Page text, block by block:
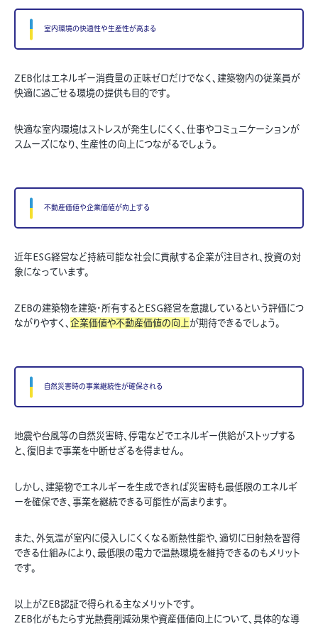
室内環境の快適性や生産性が高まる
ZEB化はエネルギー消費量の正味ゼロだけでなく、建築物内の従業員が
快適に過ごせる環境の提供も目的です。
快適な室内環境はストレスが発生しにくく、仕事やコミュニケーションが
スムーズになり、生産性の向上につながるでしょう。
不動産価値や企業価値が向上する
近年ESG経営など持続可能な社会に貢献する企業が注目され、投資の対
象になっています。
ZEBの建築物を建築・所有するとESG経営を意識しているという評価につ
ながりやすく、 企業価値や不動産価値の向上が期待できるでしょう。
自然災害時の事業継続性が確保される
地震や台風等の自然災害時、停電などでエネルギー供給がストップする
と、復旧まで事業を中断せざるを得ません。
しかし、建築物でエネルギーを生成できれば災害時も最低限のエネルギ
ーを確保でき、事業を継続できる可能性が高まります。
また、外気温が室内に侵入しにくくなる断熱性能や、適切に日射熱を習得
できる仕組みにより、最低限の電力で温熱環境を維持できるのもメリット
です。
以上がZEB認証で得られる主なメリットです。
ZEB化がもたらす光熱費削減効果や資産価値向上について、具体的な導